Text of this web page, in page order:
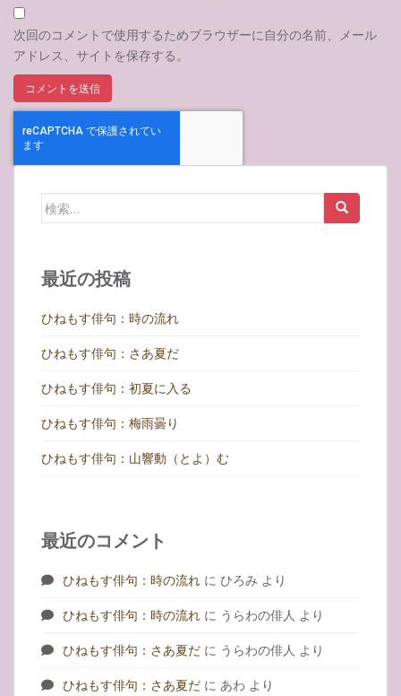
次回のコメントで使用するためブラウザーに自分の名前、メール
アドレス、サイトを保存する。
検
最近の投稿
ひねもす俳句：時の流れ
ひねもす俳句：さあ夏だ
ひねもす俳句：初夏に入る
ひねもす俳句：梅雨曇り
ひねもす俳句：山響動（とよ）む
最近のコメント
ひねもす俳句：時の流れ に ひろみ より
ひねもす俳句：時の流れ に うらわの俳人 より
ひねもす俳句：さあ夏だ に うらわの俳人 より
ひねもす俳句：さあ夏だ に あわ より